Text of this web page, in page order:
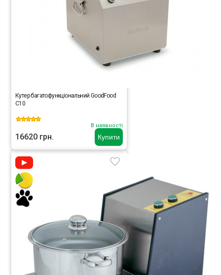
Купити
Кутер багатофункціональний GoodFood
С10
В наявності
16620 грн.